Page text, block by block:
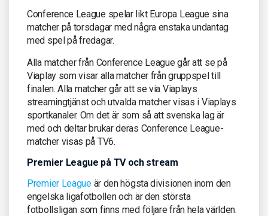
Conference League spelar likt Europa League sina
matcher på torsdagar med några enstaka undantag
med spel på fredagar.
Alla matcher från Conference League går att se på
Viaplay som visar alla matcher från gruppspel till
finalen. Alla matcher går att se via Viaplays
streamingtjänst och utvalda matcher visas i Viaplays
sportkanaler. Om det är som så att svenska lag är
med och deltar brukar deras Conference League-
matcher visas på TV6.
Premier League på TV och stream
Premier Leagueär den högsta divisionen inom den
engelska ligafotbollen och är den största
fotbollsligan som finns med följare från hela världen.